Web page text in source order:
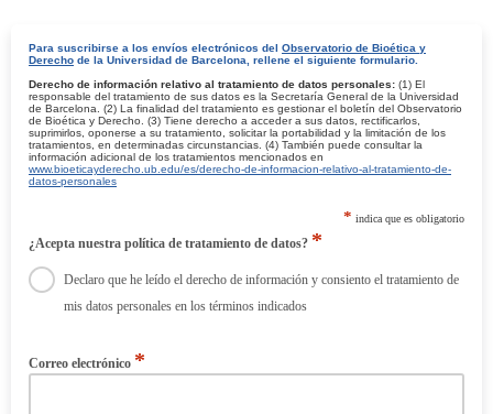
Para suscribirse a los envíos electrónicos del Observatorio de Bioética y
Derecho de la Universidad de Barcelona, rellene el siguiente formulario.
Derecho de información relativo al tratamiento de datos personales: (1) El
responsable del tratamiento de sus datos es la Secretaría General de la Universidad
de Barcelona. (2) La finalidad del tratamiento es gestionar el boletín del Observatorio
de Bioética y Derecho. (3) Tiene derecho a acceder a sus datos, rectificarlos,
suprimirlos, oponerse a su tratamiento, solicitar la portabilidad y la limitación de los
tratamientos, en determinadas circunstancias. (4) También puede consultar la
información adicional de los tratamientos mencionados en
www.bioeticayderecho.ub.edu/es/derecho-de-informacion-relativo-al-tratamiento-de-
datos-personales
* indica que es obligatorio
¿Acepta nuestra política de tratamiento de datos? *
Declaro que he leído el derecho de información y consiento el tratamiento de
mis datos personales en los términos indicados
Correo electrónico *